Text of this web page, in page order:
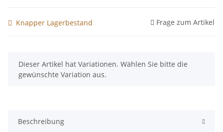
Knapper Lagerbestand Frage zum Artikel
x
Dieser Artikel hat Variationen. Wählen Sie bitte die
gewünschte Variation aus.
Beschreibung